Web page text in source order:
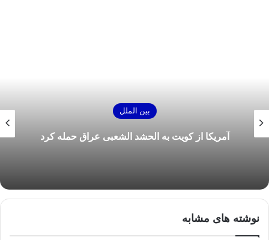
بین الملل
آمریکا از کویت به الحشد الشعبی عراق حمله کرد
نوشته های مشابه